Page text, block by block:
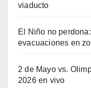
viaducto
El Niño no
evacuaciones en
2 de Mayo vs.
2026 en vivo